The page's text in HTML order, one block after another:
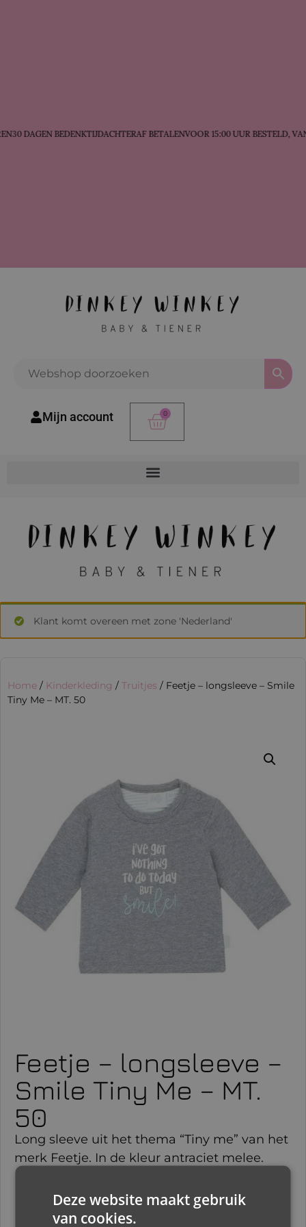
30 DAGEN BEDENKTIJDACHTERAF BETALENVOOR 15:00 UUR BESTELD,
Mijn account 0
Klant komt overeen met zone 'Nederland'
Home / Kinderkleding / Truitjes / Feetje – longsleeve – Smile
Tiny Me – MT. 50
Feetje – longsleeve –
Smile Tiny Me – MT.
50
Long sleeve uit het thema “Tiny me” van het
merk Feetje. In de kleur antraciet melee.
9,95
Deze website maakt gebruik
van cookies.